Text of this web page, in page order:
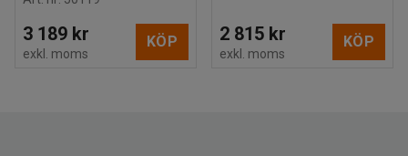
3 189 kr
exkl. moms
KÖP 2 815 kr
exkl. moms
KÖP